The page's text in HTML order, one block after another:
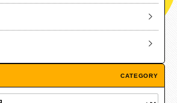
CATEGORY